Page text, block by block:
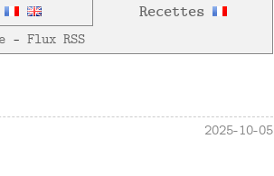
Recettes
— Flux RSS
2025-10-05